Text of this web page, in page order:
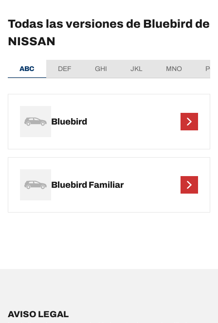
Todas las versiones de Bluebird de
NISSAN
ABC DEF GHI JKL MNO
Bluebird
Bluebird Familiar
AVISO LEGAL